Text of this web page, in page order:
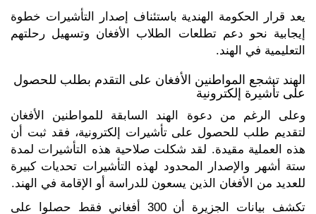
يعد قرار الحكومة الهندية باستئناف إصدار التأشيرات خطوة
إيجابية نحو دعم تطلعات الطلاب الأفغان وتسهيل رحلتهم
التعليمية في الهند.
الهند تشجع المواطنين الأفغان على التقدم بطلب للحصول
على تأشيرة إلكترونية
وعلى الرغم من دعوة الهند السابقة للمواطنين الأفغان
لتقديم طلب للحصول على تأشيرات إلكترونية، فقد ثبت أن
هذه العملية مقيدة. لقد شكلت صلاحية هذه التأشيرات لمدة
ستة أشهر والإصدار المحدود لهذه التأشيرات تحديات كبيرة
للعديد من الأفغان الذين يسعون للدراسة أو الإقامة في الهند.
تكشف بيانات الجزيرة أن 300 أفغاني فقط حصلوا على